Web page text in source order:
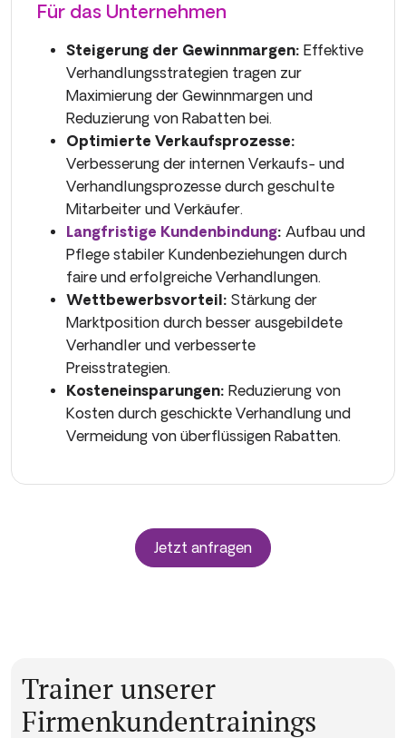
Für das Unternehmen
Steigerung der Gewinnmargen: Effektive
Verhandlungsstrategien tragen zur
Maximierung der Gewinnmargen und
Reduzierung von Rabatten bei.
Optimierte Verkaufsprozesse:
Verbesserung der internen Verkaufs- und
Verhandlungsprozesse durch geschulte
Mitarbeiter und Verkäufer.
Langfristige Kundenbindung: Aufbau und
Pflege stabiler Kundenbeziehungen durch
faire und erfolgreiche Verhandlungen.
Wettbewerbsvorteil: Stärkung der
Marktposition durch besser ausgebildete
Verhandler und verbesserte
Preisstrategien.
Kosteneinsparungen: Reduzierung von
Kosten durch geschickte Verhandlung und
Vermeidung von überflüssigen Rabatten.
Jetzt anfragen
Trainer unserer
Firmenkunden­trainings